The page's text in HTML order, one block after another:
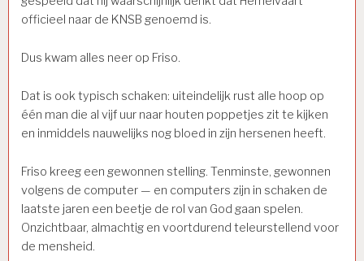
officieel naar de KNSB genoemd is.
Dus kwam alles neer op Friso.
Dat is ook typisch schaken: uiteindelijk rust alle hoop op
één man die al vijf uur naar houten poppetjes zit te kijken
en inmiddels nauwelijks nog bloed in zijn hersenen heeft.
Friso kreeg een gewonnen stelling. Tenminste, gewonnen
volgens de computer — en computers zijn in schaken de
laatste jaren een beetje de rol van God gaan spelen.
Onzichtbaar, almachtig en voortdurend teleurstellend voor
de mensheid.